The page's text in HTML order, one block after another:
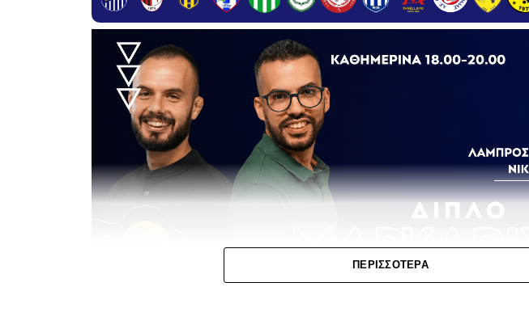
ΠΕΡΙΣΣΌΤΕΡΑ